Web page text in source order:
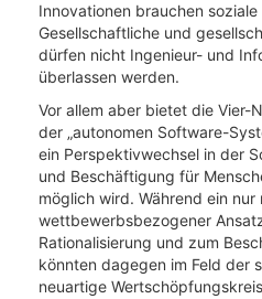
Innovationen brauchen
Gesellschaftliche und
dürfen nicht Ingenieur- und
überlassen werden.
Vor allem aber bietet die Vier-
der „autonomen Software-
ein Perspektivwechsel in der
und Beschäftigung für
möglich wird. Während ein
wettbewerbsbezogener
Rationalisierung und zum
könnten dagegen im Feld der
neuartige